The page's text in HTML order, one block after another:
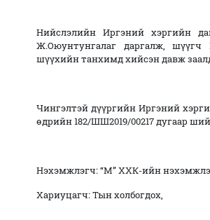
Нийслэлийн Иргэний хэргийн
Ж.Оюунтунгалаг даргалж, шүүгч
шүүхийн танхимд хийсэн давж
Чингэлтэй дүүргийн Иргэний
өдрийн 182/ШШ2019/00217 дугаар
Нэхэмжлэгч: “М” ХХК-ийн
Хариуцагч: Тын холбогдох,